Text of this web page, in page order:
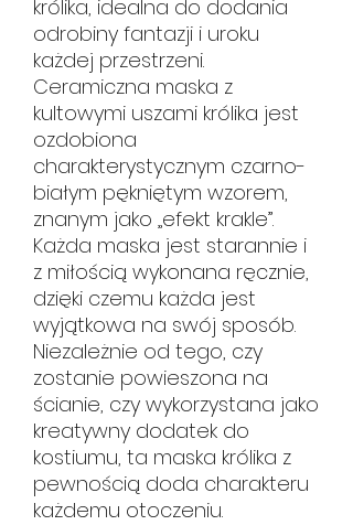
królika, idealna do dodania
odrobiny fantazji i uroku
każdej przestrzeni.
Ceramiczna maska ​​​​z
kultowymi uszami królika jest
ozdobiona
charakterystycznym czarno-
białym pękniętym wzorem,
znanym jako „efekt krakle”.
Każda maska ​​jest starannie i
z miłością wykonana ręcznie,
dzięki czemu każda jest
wyjątkowa na swój sposób.
Niezależnie od tego, czy
zostanie powieszona na
ścianie, czy wykorzystana jako
kreatywny dodatek do
kostiumu, ta maska ​​​​królika z
pewnością doda charakteru
każdemu otoczeniu.